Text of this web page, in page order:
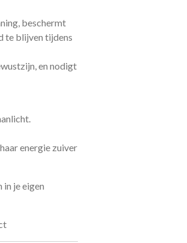
beschermt
te blijven tijdens
en nodigt
energie zuiver
in je eigen